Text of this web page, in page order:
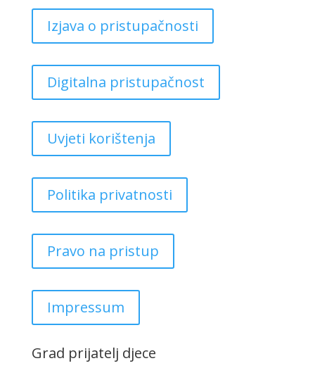
Izjava o pristupačnosti
Digitalna pristupačnost
Uvjeti korištenja
Politika privatnosti
Pravo na pristup
Impressum
Grad prijatelj djece